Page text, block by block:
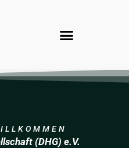
(DHG) e.V.